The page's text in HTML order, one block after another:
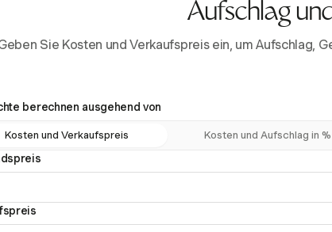
Aufschlag
Sie Kosten und Verkaufspreis ein, um Aufschlag,
berechnen ausgehend von
Kosten und Verkaufspreis Kosten und Aufschlag in %